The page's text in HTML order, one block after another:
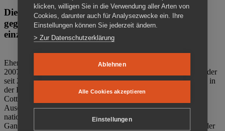
Die Gedenkstätte Zuchthaus Cottbus ist ein Ort
gegen das Vergessen. Anschaulich, nah und
einzigartig.
Ehemalige politische Häftlinge der DDR gründeten im Oktober
2007 den Verein Menschenrechtszentrum Cottbus e. V. (MRZ), der
seit 2011 Eigentümer des ehemaligen Gefängnisses (1860-2002) in
der Bautzener Straße und Träger der Gedenkstätte Zuchthaus
Cottbus ist. Im Zentrum der Arbeit der Gedenkstätte steht die
Auseinandersetzung mit politischem Unrecht während der
nationalsozialistischen Terrorherrschaft und der SED-Diktatur.
Ganzjährig zeigen mehrere Dauer- und Sonderausstellungen in der
klicken, willigen Sie in die Verwendung aller Arten von
Cookies, darunter auch für Analysezwecke ein. Ihre
Einstellungen können Sie jederzeit ändern.
> Zur Datenschutzerklärung
Ablehnen
Alle Cookies akzeptieren
Einstellungen